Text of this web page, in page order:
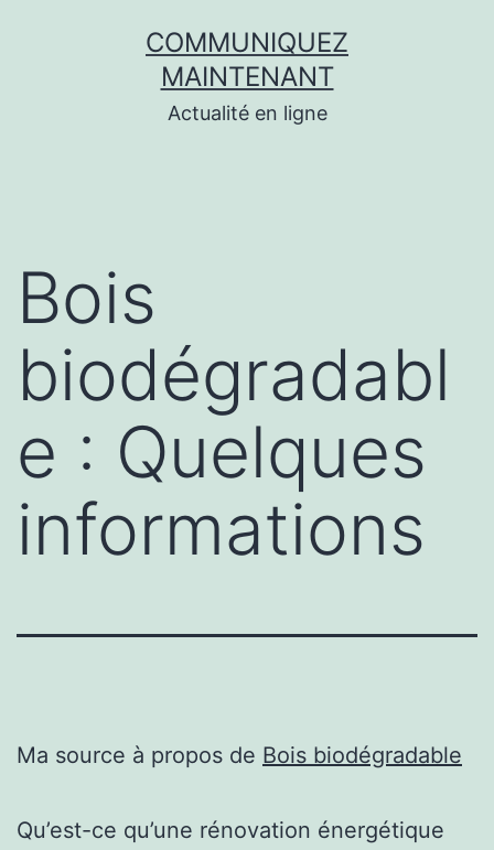
COMMUNIQUEZ
MAINTENANT
Actualité en ligne
Bois
biodégradabl
e : Quelques
informations
Ma source à propos de Bois biodégradable
Qu’est-ce qu’une rénovation énergétique